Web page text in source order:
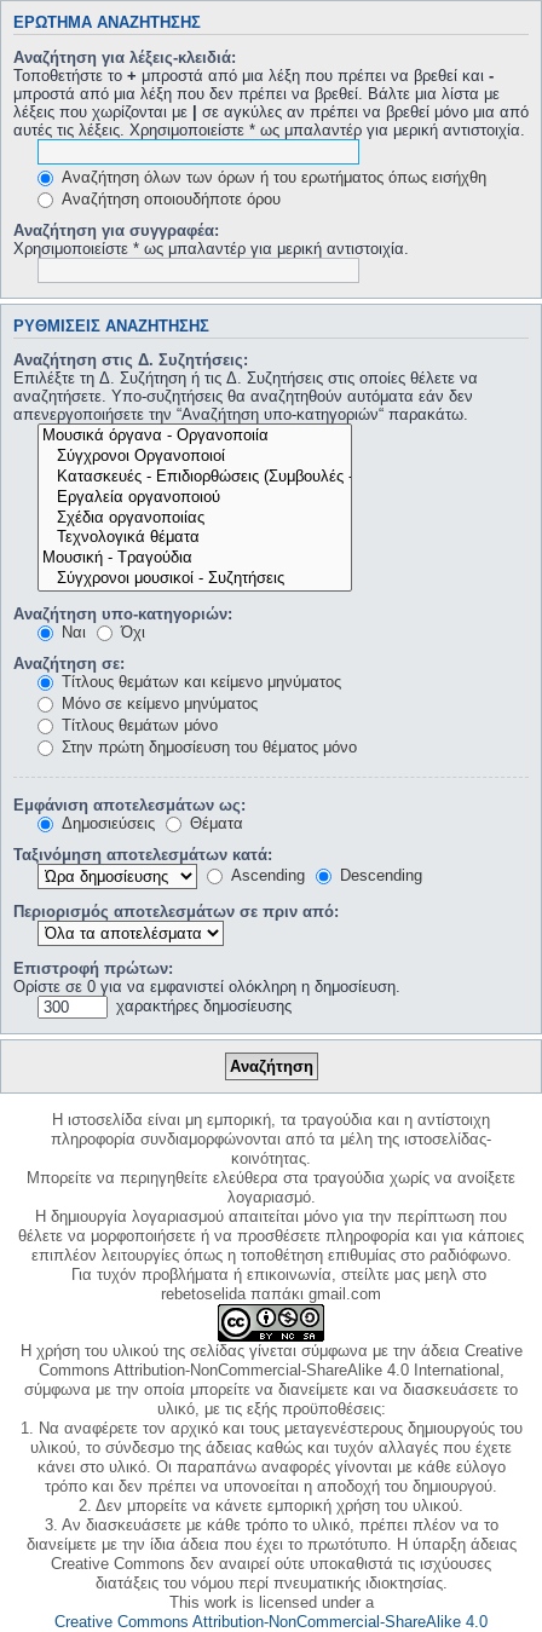
ΕΡΏΤΗΜΑ ΑΝΑΖΉΤΗΣΗΣ
Αναζήτηση για λέξεις-κλειδιά:
Τοποθετήστε το + μπροστά από μια λέξη που πρέπει να βρεθεί και -
μπροστά από μια λέξη που δεν πρέπει να βρεθεί. Βάλτε μια λίστα με
λέξεις που χωρίζονται με | σε αγκύλες αν πρέπει να βρεθεί μόνο μια από
αυτές τις λέξεις. Χρησιμοποιείστε * ως μπαλαντέρ για μερική αντιστοιχία.
Αναζήτηση όλων των όρων ή του ερωτήματος όπως εισήχθη
Αναζήτηση οποιουδήποτε όρου
Αναζήτηση για συγγραφέα:
Χρησιμοποιείστε * ως μπαλαντέρ για μερική αντιστοιχία.
ΡΥΘΜΊΣΕΙΣ ΑΝΑΖΉΤΗΣΗΣ
Αναζήτηση στις Δ. Συζητήσεις:
Επιλέξτε τη Δ. Συζήτηση ή τις Δ. Συζητήσεις στις οποίες θέλετε να
αναζητήσετε. Υπο-συζητήσεις θα αναζητηθούν αυτόματα εάν δεν
απενεργοποιήσετε την “Αναζήτηση υπο-κατηγοριών“ παρακάτω.
Αναζήτηση υπο-κατηγοριών:
Ναι
Όχι
Αναζήτηση σε:
Τίτλους θεμάτων και κείμενο μηνύματος
Μόνο σε κείμενο μηνύματος
Τίτλους θεμάτων μόνο
Στην πρώτη δημοσίευση του θέματος μόνο
Εμφάνιση αποτελεσμάτων ως:
Δημοσιεύσεις
Θέματα
Ταξινόμηση αποτελεσμάτων κατά:
Ascending
Descending
Περιορισμός αποτελεσμάτων σε πριν από:
Επιστροφή πρώτων:
Ορίστε σε 0 για να εμφανιστεί ολόκληρη η δημοσίευση.
χαρακτήρες δημοσίευσης
Η ιστοσελίδα είναι μη εμπορική, τα τραγούδια και η αντίστοιχη
πληροφορία συνδιαμορφώνονται από τα μέλη της ιστοσελίδας-
κοινότητας.
Μπορείτε να περιηγηθείτε ελεύθερα στα τραγούδια χωρίς να ανοίξετε
λογαριασμό.
Η δημιουργία λογαριασμού απαιτείται μόνο για την περίπτωση που
θέλετε να μορφοποιήσετε ή να προσθέσετε πληροφορία και για κάποιες
επιπλέον λειτουργίες όπως η τοποθέτηση επιθυμίας στο ραδιόφωνο.
Για τυχόν προβλήματα ή επικοινωνία, στείλτε μας μεηλ στο
rebetoselida παπάκι gmail.com
Η χρήση του υλικού της σελίδας γίνεται σύμφωνα με την άδεια Creative
Commons Attribution-NonCommercial-ShareAlike 4.0 International,
σύμφωνα με την οποία μπορείτε να διανείμετε και να διασκευάσετε το
υλικό, με τις εξής προϋποθέσεις:
1. Να αναφέρετε τον αρχικό και τους μεταγενέστερους δημιουργούς του
υλικού, το σύνδεσμο της άδειας καθώς και τυχόν αλλαγές που έχετε
κάνει στο υλικό. Οι παραπάνω αναφορές γίνονται με κάθε εύλογο
τρόπο και δεν πρέπει να υπονοείται η αποδοχή του δημιουργού.
2. Δεν μπορείτε να κάνετε εμπορική χρήση του υλικού.
3. Αν διασκευάσετε με κάθε τρόπο το υλικό, πρέπει πλέον να το
διανείμετε με την ίδια άδεια που έχει το πρωτότυπο. Η ύπαρξη άδειας
Creative Commons δεν αναιρεί ούτε υποκαθιστά τις ισχύουσες
διατάξεις του νόμου περί πνευματικής ιδιοκτησίας.
This work is licensed under a
Creative Commons Attribution-NonCommercial-ShareAlike 4.0